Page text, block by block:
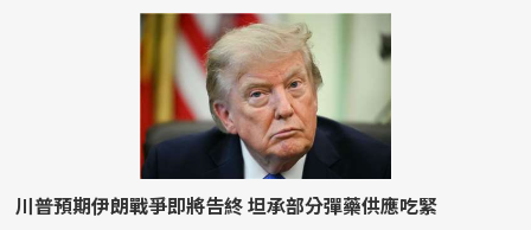
川普預期伊朗戰爭即將告終 坦承部分彈藥供應吃緊